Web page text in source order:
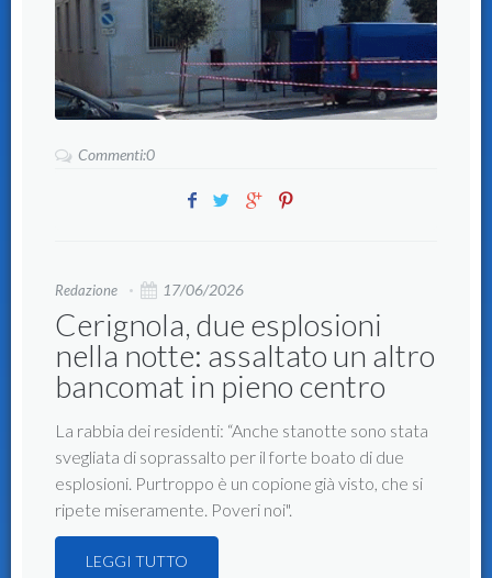
Commenti:0
Redazione 17/06/2026
Cerignola, due esplosioni
nella notte: assaltato un altro
bancomat in pieno centro
La rabbia dei residenti: “Anche stanotte sono stata
svegliata di soprassalto per il forte boato di due
esplosioni. Purtroppo è un copione già visto, che si
ripete miseramente. Poveri noi".
LEGGI TUTTO